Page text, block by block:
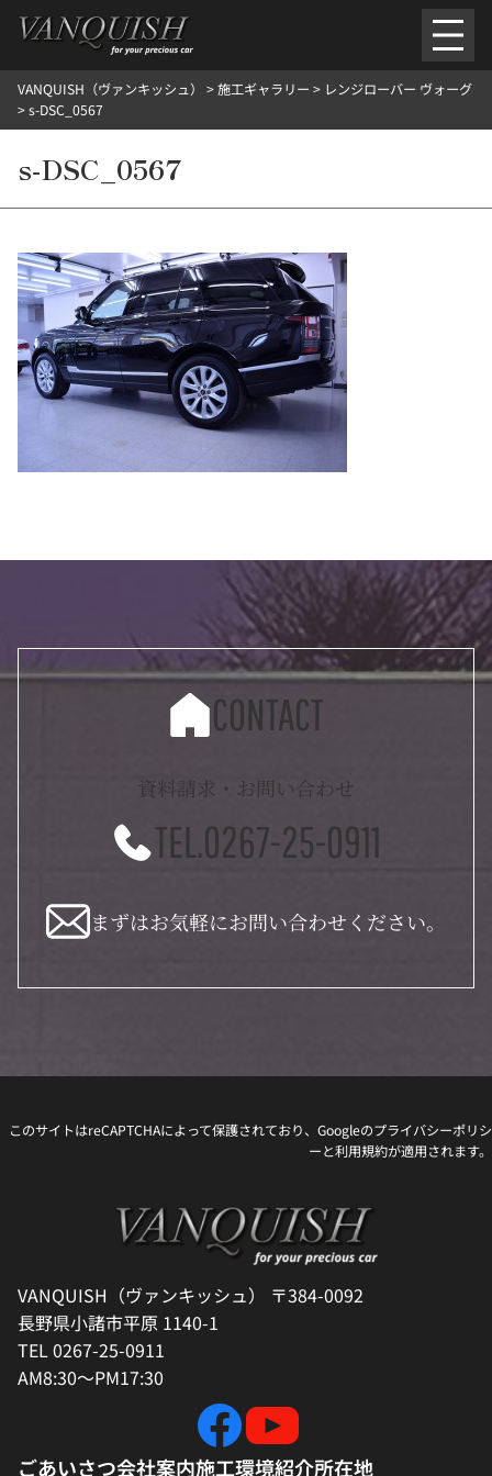
を
ごあいさつ会社案内施工環境紹介所在地
ご提供メニュー
外装のガラスコーティング施工料金
ヘッドライトクリーニング施工料金
樹脂・メッシュパーツコーティング施工料金
施工ギャラリー
PICKUPNOSTALGIC
お客さまの声お問い合わせ施工のご予約
VANQUISH（ヴァンキッシュ） >施工ギャラリー > レンジローバー ヴォーグ
>s-DSC_0567
s-DSC_0567
CONTACT
資料請求・お問い合わせ
TEL.0267-25-0911
まずはお気軽にお問い合わせください。
このサイトはreCAPTCHAによって保護されており、Googleのプライバシーポリシ
ーと利用規約が適用されます。
VANQUISH（ヴァンキッシュ） 〒384-0092
長野県小諸市平原 1140-1
TEL 0267-25-0911
AM8:30～PM17:30
ごあいさつ会社案内施工環境紹介所在地